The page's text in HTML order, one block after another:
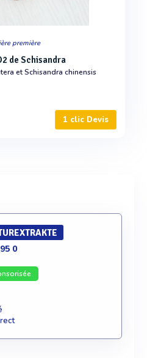
première
de Schisandra
et Schisandra chinensis
1 clic Devis
0